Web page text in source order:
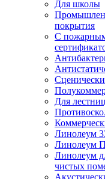
Для школы
покрытия
С
Для лестниц
Линолеум
Линолеум
Линолеум
чистых